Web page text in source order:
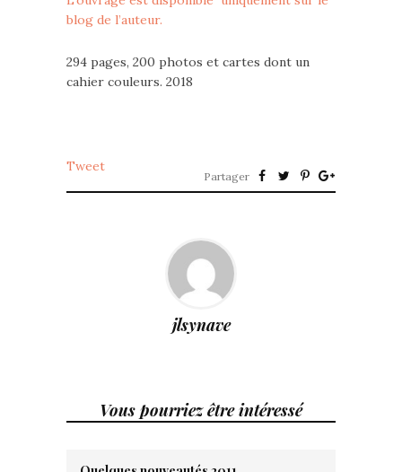
blog de l’auteur.
294 pages, 200 photos et cartes dont un
cahier couleurs. 2018
Tweet
Partager
jlsynave
Vous pourriez être intéressé